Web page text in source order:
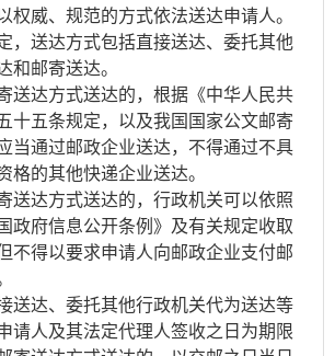
权威、规范的方式依法送达申请人。
，送达方式包括直接送达、委托其他
和邮寄送达。
送达方式送达的，根据《中华人民共
十五条规定，以及我国国家公文邮寄
当通过邮政企业送达，不得通过不具
格的其他快递企业送达。
送达方式送达的，行政机关可以依照
政府信息公开条例》及有关规定收取
不得以要求申请人向邮政企业支付邮
送达、委托其他行政机关代为送达等
请人及其法定代理人签收之日为期限